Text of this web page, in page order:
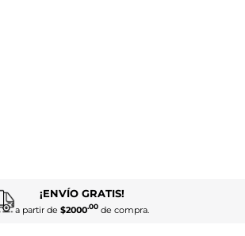
¡ENVÍO GRATIS!
a partir de $2000.00de compra.